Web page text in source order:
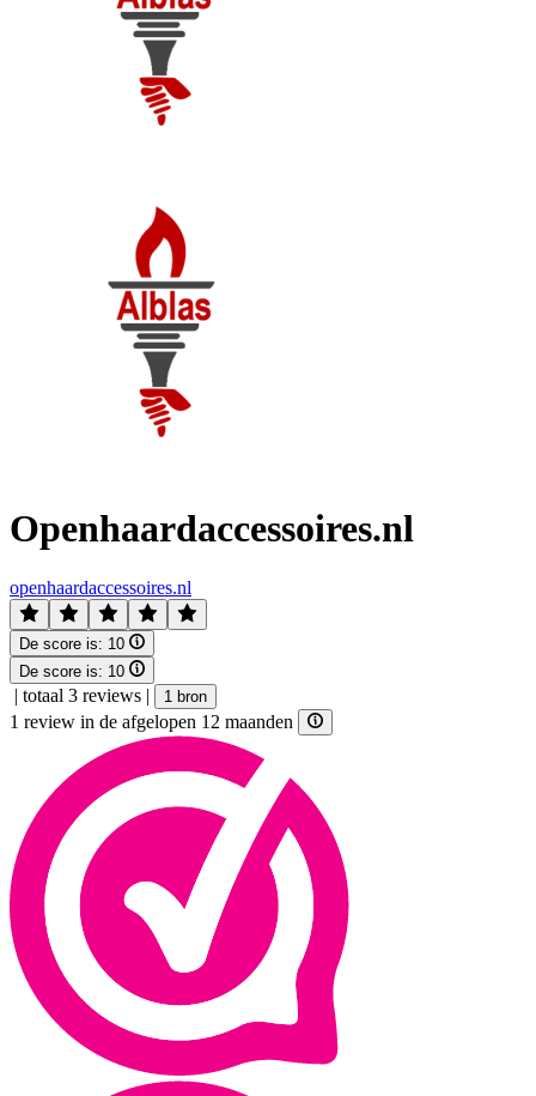
Openhaardaccessoires.nl
openhaardaccessoires.nl
De score is: 10
De score is: 10
| totaal 3 reviews | 1 bron
1 review in de afgelopen 12 maanden